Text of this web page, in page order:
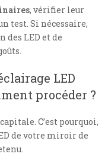
, vérifier leur
test. Si nécessaire,
LED et de
LED
procéder ?
C’est pourquoi,
de votre miroir de